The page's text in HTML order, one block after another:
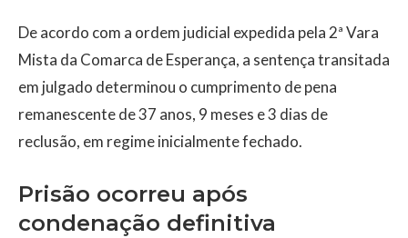
De acordo com a ordem judicial expedida pela 2ª Vara
Mista da Comarca de Esperança, a sentença transitada
em julgado determinou o cumprimento de pena
remanescente de 37 anos, 9 meses e 3 dias de
reclusão, em regime inicialmente fechado.
Prisão ocorreu após
condenação definitiva